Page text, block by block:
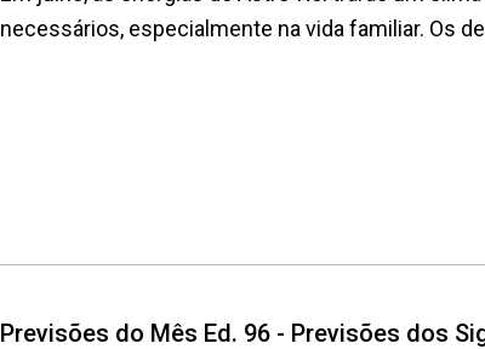
necessários, especialmente na vida familiar. Os
Previsões do Mês Ed. 96 - Previsões dos